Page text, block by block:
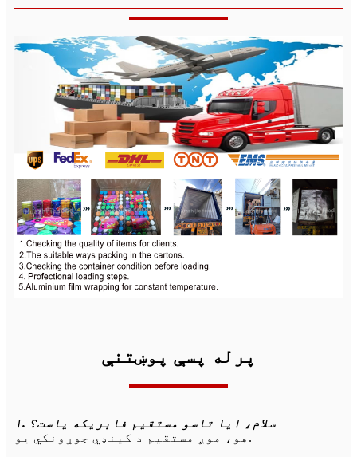
پرله پسې پوښتنې
۱. سلام، ایا تاسو مستقیم فابریکه یاست؟
هو، موږ مستقیم د کینډي جوړونکي یو.